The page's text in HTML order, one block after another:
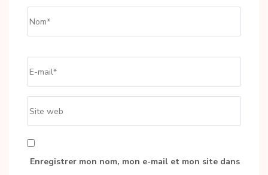
web
Enregistrer mon nom, mon e-mail et mon site dans